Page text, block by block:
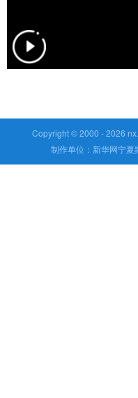
Copyright © 2000 -2026
制作单位：新华网宁